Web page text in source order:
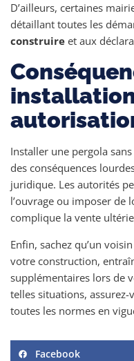
D’ailleurs, certaines
détaillant toutes les
construire et aux
Installer une pergola
des conséquences
juridique. Les autorités
l’ouvrage ou imposer de
complique la vente
Enfin, sachez qu’un
votre construction,
supplémentaires lors de
telles situations,
toutes les normes en
Facebook